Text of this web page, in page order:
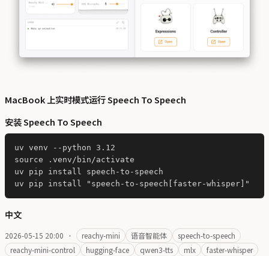
MacBook 上实时模式运行 Speech To Speech
安装 Speech To Speech
uv venv --python 3.12
source .venv/bin/activate
uv pip install speech-to-speech
中文
2026-05-15 20:00 · reachy-mini 语音智能体
speech-to-speech
reachy-mini-control
hugging-face qwen3-tts mlx
faster-whisper